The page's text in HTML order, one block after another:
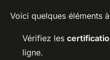
Voici quelques éléments
Vérifiez les
ligne.